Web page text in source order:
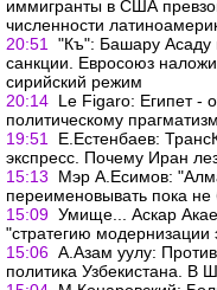
иммигранты в США
численности
20:51
"Къ": Башару Асаду
санкции. Евросоюз
сирийский режим
20:14 Le Figaro: Египет -
политическому
19:51
Е.Естенбаев:
экспресс. Почему Иран
15:13
Мэр А.Есимов:
переименовывать пока не
15:09 Умище... Аскар
"стратегию модернизации
15:06 А.Азам уулу:
политика Узбекистана. В